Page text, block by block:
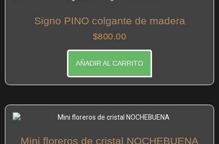
Signo PINO colgante de madera
$800.00
AÑADIR AL CARRITO
Mini floreros de cristal NOCHEBUENA